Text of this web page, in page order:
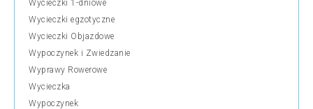
Wycieczki 1-dniowe
Wycieczki egzotyczne
Wycieczki Objazdowe
Wypoczynek i Zwiedzanie
Wyprawy Rowerowe
Wycieczka
Wypoczynek